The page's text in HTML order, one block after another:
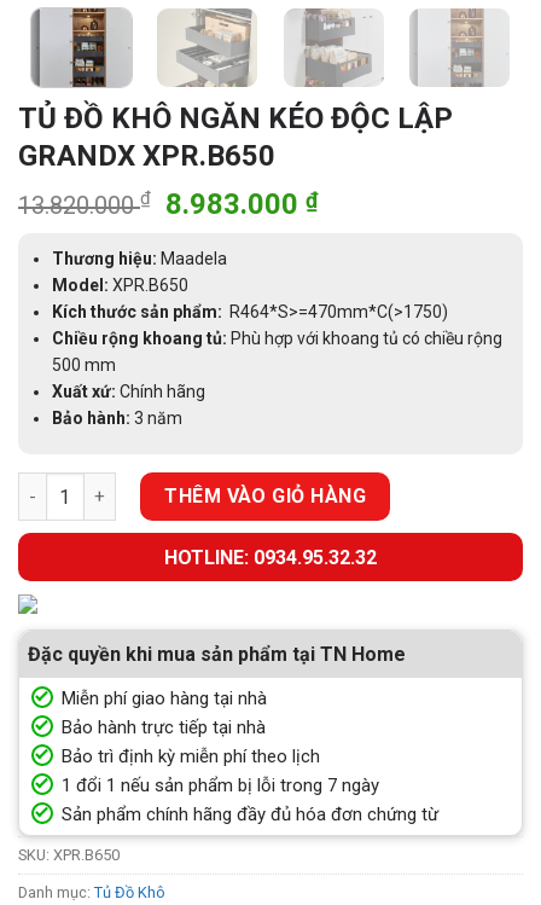
TỦ ĐỒ KHÔ NGĂN KÉO ĐỘC LẬP
GRANDX XPR.B650
13.820.000₫
Giá
là:
13.820.000 ₫.
8.983.000 ₫Giá
8.983.000 ₫.
Thương hiệu: Maadela
Model:XPR.B650
Kích thước sản phẩm: R464*S>=470mm*C(>1750)
Chiều rộng khoang tủ: Phù hợp với khoang tủ có chiều rộng
500 mm
Xuất xứ:Chính hãng
Bảo hành: 3 năm
TỦ ĐỒ KHÔ NGĂN KÉO ĐỘC LẬP GRANDX XPR.B650 số lượng
THÊM VÀO GIỎ HÀNG
HOTLINE: 0934.95.32.32
Đặc quyền khi mua sản phẩm tại TN Home
Miễn phí giao hàng tại nhà
Bảo hành trực tiếp tại nhà
Bảo trì định kỳ miễn phí theo lịch
1 đổi 1 nếu sản phẩm bị lỗi trong 7 ngày
Sản phẩm chính hãng đầy đủ hóa đơn chứng từ
SKU: XPR.B650
Danh mục: Tủ Đồ Khô